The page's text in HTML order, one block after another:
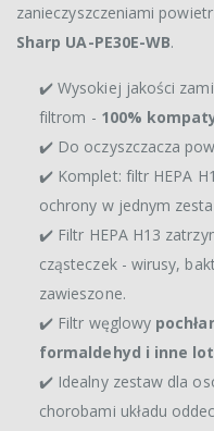
zanieczyszczeniami
Sharp UA-PE30E-WB.
✔️ Wysokiej jakości
filtrom - 100%
✔️ Do oczyszczacza
✔️ Komplet: filtr HEPA
ochrony w jednym
✔️ Filtr HEPA H13
cząsteczek - wirusy,
zawieszone.
✔️ Filtr węglowy
formaldehyd i inne
✔️ Idealny zestaw dla
chorobami układu